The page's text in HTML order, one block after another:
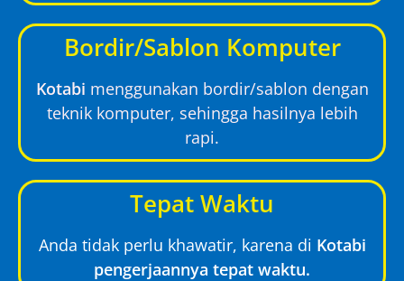
Bordir/Sablon Komputer
Kotabi menggunakan bordir/sablon dengan
teknik komputer, sehingga hasilnya lebih
rapi.
Tepat Waktu
Anda tidak perlu khawatir, karena di Kotabi
pengerjaannya tepat waktu.